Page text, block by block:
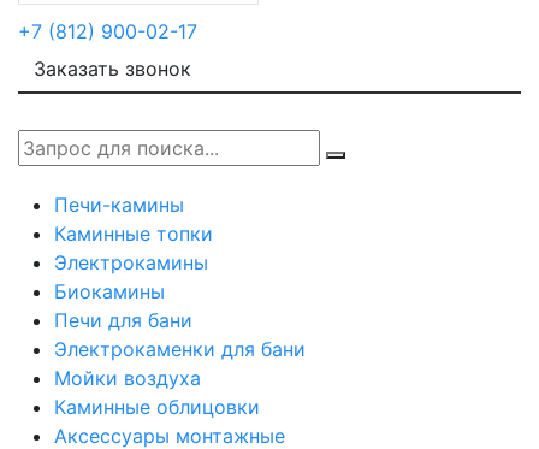
+7 (812) 900-02-17
Заказать звонок
Печи-камины
Каминные топки
Электрокамины
Биокамины
Печи для бани
Электрокаменки для бани
Мойки воздуха
Каминные облицовки
Аксессуары монтажные